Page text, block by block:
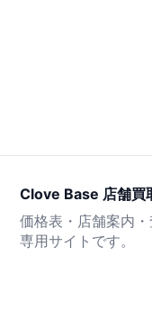
Clove Base 店舗買
価格表・店舗案内
専用サイトです。